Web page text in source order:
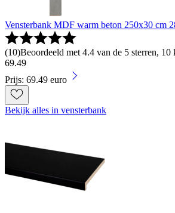
Vensterbank MDF warm beton 250x30 cm
(10)Beoordeeld met 4.4 van de 5 sterren, 10
69.49
Prijs: 69.49 euro
Bekijk alles in vensterbank